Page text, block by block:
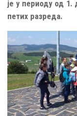
је у периоду од 1.
петих разреда.